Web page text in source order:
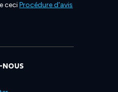
ceciProcédure d'avis
NOUS